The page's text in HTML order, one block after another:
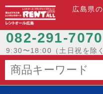
広島県
082-291-7070
9:30〜18:00（土日祝を除く